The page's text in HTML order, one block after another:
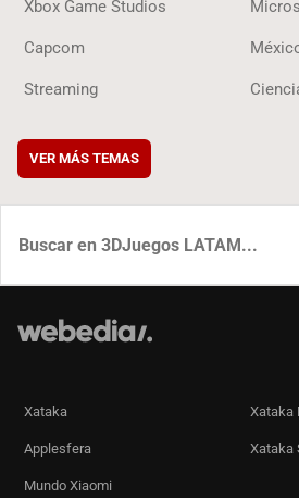
Xbox Game Studios
Capcom
Streaming
VER MÁS TEMAS
Xataka Xataka
Applesfera Xataka
Mundo Xiaomi